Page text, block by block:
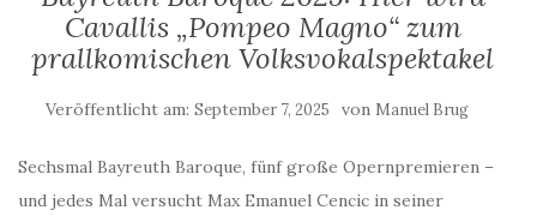
Cavallis „Pompeo Magno“ zum
prallkomischen Volksvokalspektakel
Veröffentlicht am: September 7, 2025 von Manuel Brug
Sechsmal Bayreuth Baroque, fünf große Opernpremieren –
und jedes Mal versucht Max Emanuel Cencic in seiner